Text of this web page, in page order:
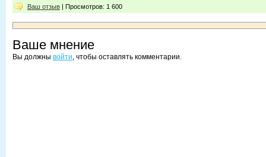
Ваш отзыв | Просмотров: 1 600
Ваше мнение
Вы должны войти, чтобы оставлять комментарии.